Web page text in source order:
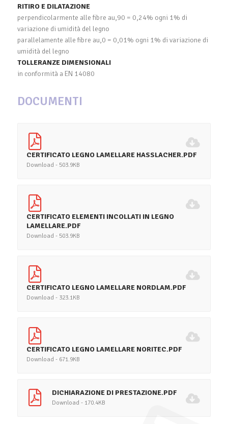
RITIRO E DILATAZIONE
perpendicolarmente alle fibre au,90 = 0,24% ogni 1% di
variazione di umidità del legno
parallelamente alle fibre au,0 = 0,01% ogni 1% di variazione di
umidità del legno
TOLLERANZE DIMENSIONALI
in conformità a EN 14080
DOCUMENTI
CERTIFICATO LEGNO LAMELLARE HASSLACHER.PDF
Download - 503.9KB
CERTIFICATO ELEMENTI INCOLLATI IN LEGNO
LAMELLARE.PDF
Download - 503.9KB
CERTIFICATO LEGNO LAMELLARE NORDLAM.PDF
Download - 323.1KB
CERTIFICATO LEGNO LAMELLARE NORITEC.PDF
Download - 671.9KB
DICHIARAZIONE DI PRESTAZIONE.PDF
Download - 170.4KB